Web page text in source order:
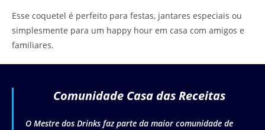
Esse coquetel é perfeito para festas, jantares especiais ou
simplesmente para um happy hour em casa com amigos e
familiares.
Comunidade Casa das Receitas
O Mestre dos Drinks faz parte da maior comunidade de